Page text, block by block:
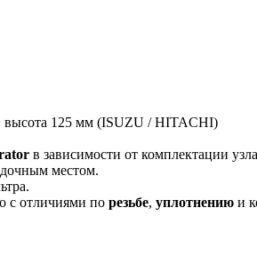
высота 125 мм (ISUZU / HITACHI)
в зависимости от комплектации
местом.
с отличиями по резьбе, уплотнению и